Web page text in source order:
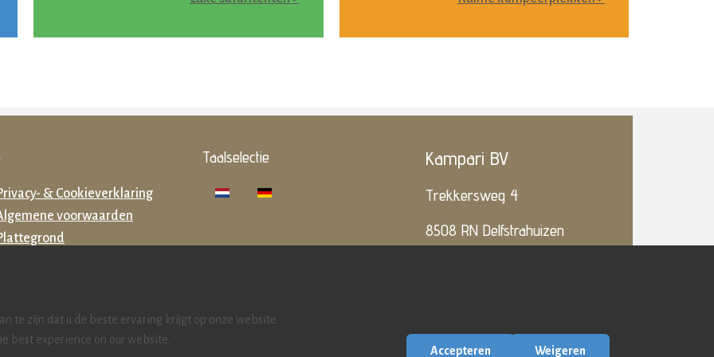
& Cookieverklaring
voorwaarden
Taalselectie Kampari BV
Trekkersweg 4
8508 RN Delfstrahuizen
kvk: 54716780
btw: NL85.1414.254.B01
te zijn dat u de beste ervaring krijgt op onze website
best experience on our website.
Weigeren
Accepteren